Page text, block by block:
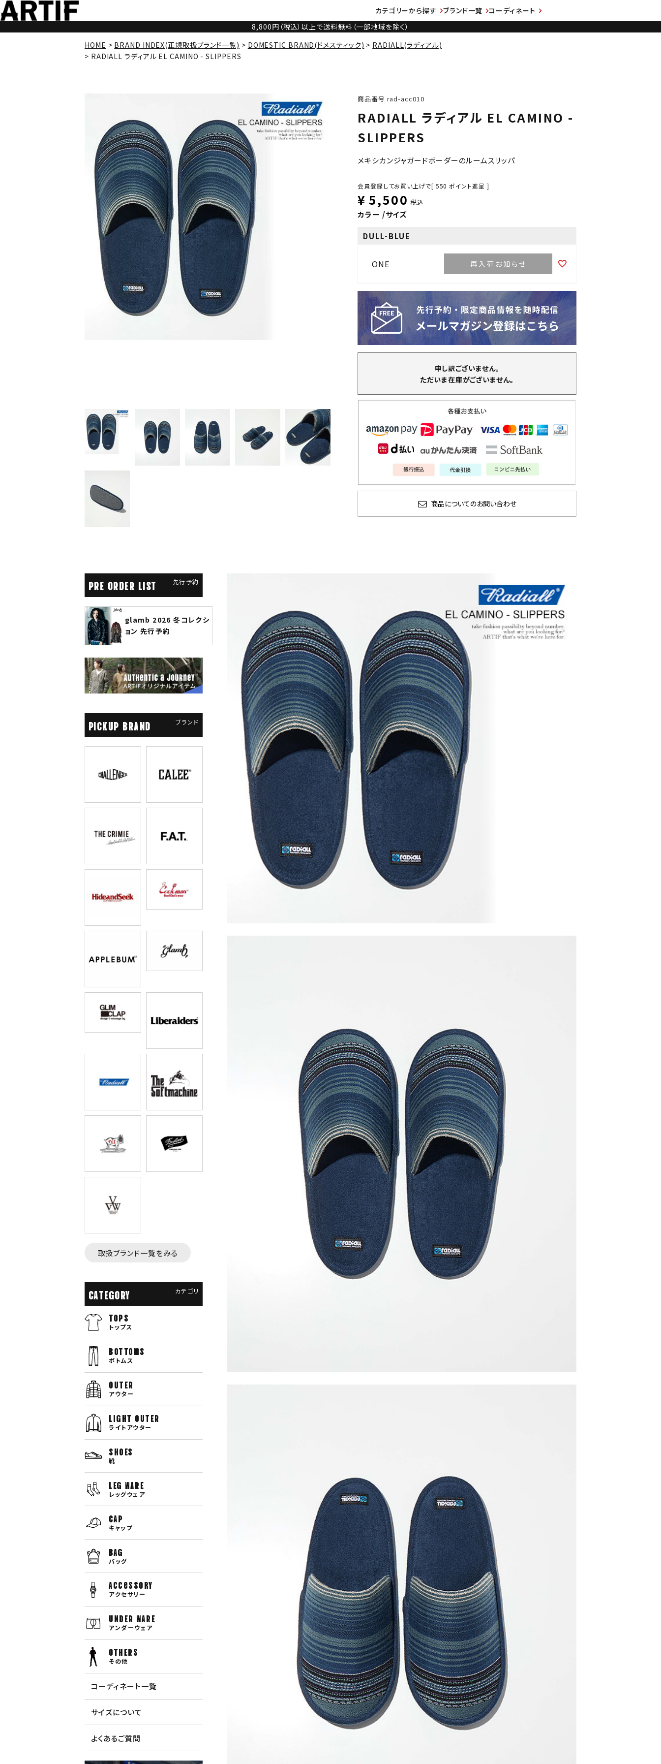
カテゴリーから探す ブランド一覧
コーディネート
8,800円（税込）以上で送料無料（一部地域を除く）
HOME
BRAND INDEX(正規取扱ブランド一覧) DOMESTIC BRAND(ドメスティック)
RADIALL(ラディアル)
RADIALL ラディアル EL CAMINO - SLIPPERS
商品番号 rad-acc010
RADIALL ラディアル EL CAMINO -
SLIPPERS
メキシカンジャガードボーダーのルームスリッパ
会員登録してお買い上げで[ 550 ポイント進呈 ]
¥ 5,500 税込
カラー サイズ
DULL-BLUE
ONE 再入荷お知らせ
申し訳ございません。
ただいま在庫がございません。
商品についてのお問い合わせ
PRE ORDER LIST 先行予約
glamb 2026 冬コレクシ
ANGENEHM 2026 秋冬
先行予約
CLUCT 2026 冬
COLLECTION 先行予約
glamb × 劇場版『チェン
ソーマン レゼ篇』第2弾
先行予約
GLIMCLAP 2026 秋冬
1st 先行予約
PICKUP BRAND ブランド
取扱ブランド一覧をみる
CATEGORY カテゴリ
TOPS
トップス
bottoms
ボトムス
OUTER
アウター
LIGHT OUTER
ライトアウター
SHOES
靴
LEG WARE
レッグウェア
CAP
キャップ
BAG
バッグ
Accessory
アクセサリー
UNDER WARE
アンダーウェア
OTHERS
その他
コーディネート一覧
サイズについて
よくあるご質問